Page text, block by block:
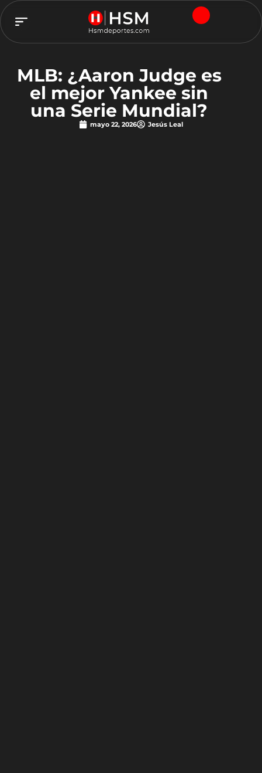
MLB: ¿Aaron Judge es
el mejor Yankee sin
una Serie Mundial?
mayo 22, 2026 Jesús Leal